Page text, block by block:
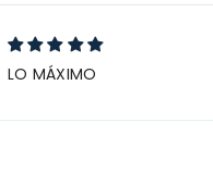
LO MÁXIMO